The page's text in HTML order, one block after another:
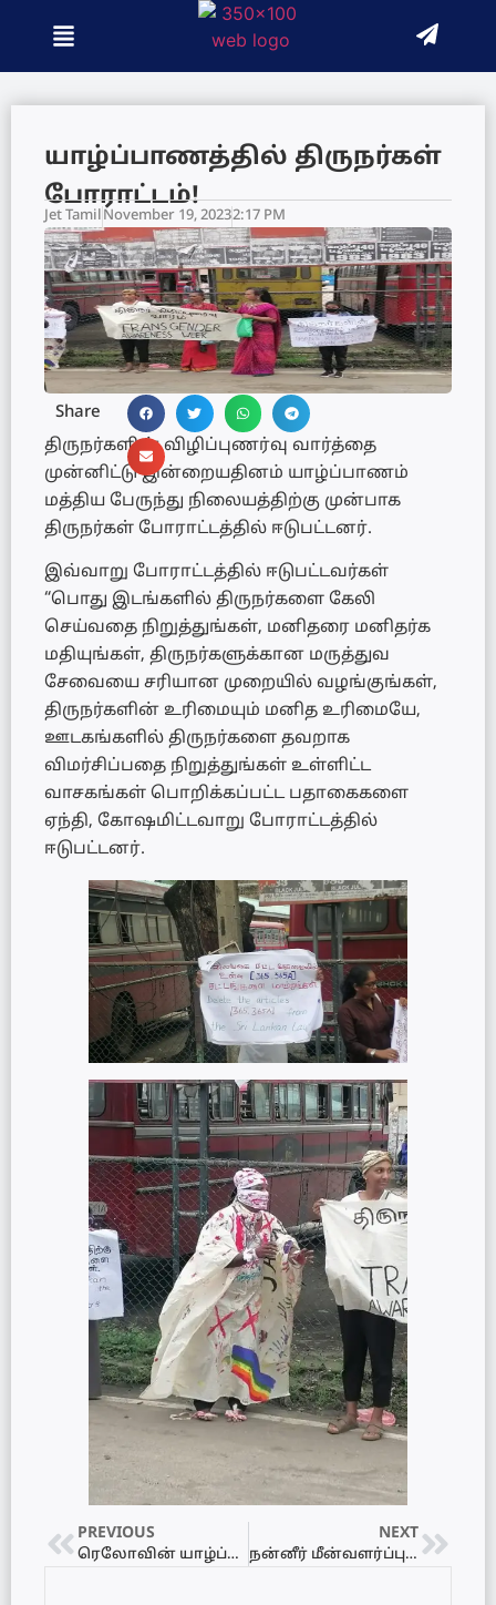
யாழ்ப்பாணத்தில் திருநர்கள்
போராட்டம்!
Jet TamilNovember 19, 20232:17 PM
Share
திருநர்களின் விழிப்புணர்வு வார்த்தை
முன்னிட்டு இன்றையதினம் யாழ்ப்பாணம்
மத்திய பேருந்து நிலையத்திற்கு முன்பாக
திருநர்கள் போராட்டத்தில் ஈடுபட்டனர்.
இவ்வாறு போராட்டத்தில் ஈடுபட்டவர்கள்
“பொது இடங்களில் திருநர்களை கேலி
செய்வதை நிறுத்துங்கள், மனிதரை மனிதர்க
மதியுங்கள், திருநர்களுக்கான மருத்துவ
சேவையை சரியான முறையில் வழங்குங்கள்,
திருநர்களின் உரிமையும் மனித உரிமையே,
ஊடகங்களில் திருநர்களை தவறாக
விமர்சிப்பதை நிறுத்துங்கள் உள்ளிட்ட
வாசகங்கள் பொறிக்கப்பட்ட பதாகைகளை
ஏந்தி, கோஷமிட்டவாறு போராட்டத்தில்
ஈடுபட்டனர்.
PREVIOUS
ரெலோவின் யாழ்ப்பாண மாவட்ட அமைப்பாளராக சபா குகதாஸ் நியமனம்!
NEXT
நன்னீர் மீன்வளர்ப்பு திட்டம் அரசினால் ஆரம்பிக்கப்பட்டது